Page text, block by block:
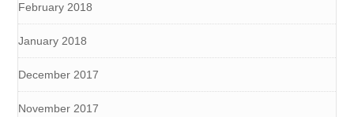
February 2018
January 2018
December 2017
November 2017